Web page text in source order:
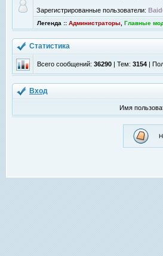
Зарегистрированные пользователи:
Легенда :: Администраторы Главные
Статистика
Всего сообщений: 36290 | Тем: 3154 |
Вход
Имя